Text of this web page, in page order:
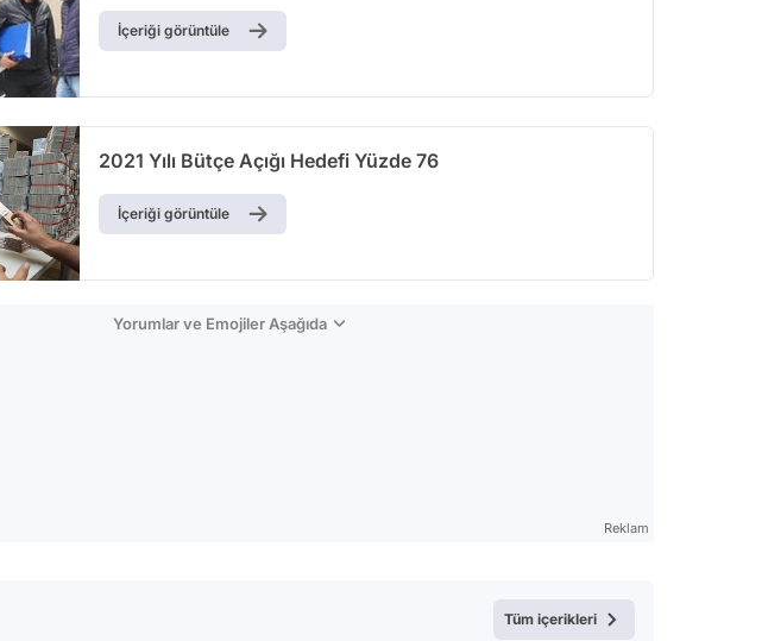
İçeriği görüntüle
2021 Yılı Bütçe Açığı Hedefi Yüzde 76
İçeriği görüntüle
Yorumlar ve Emojiler Aşağıda
Reklam
Tüm içerikleri